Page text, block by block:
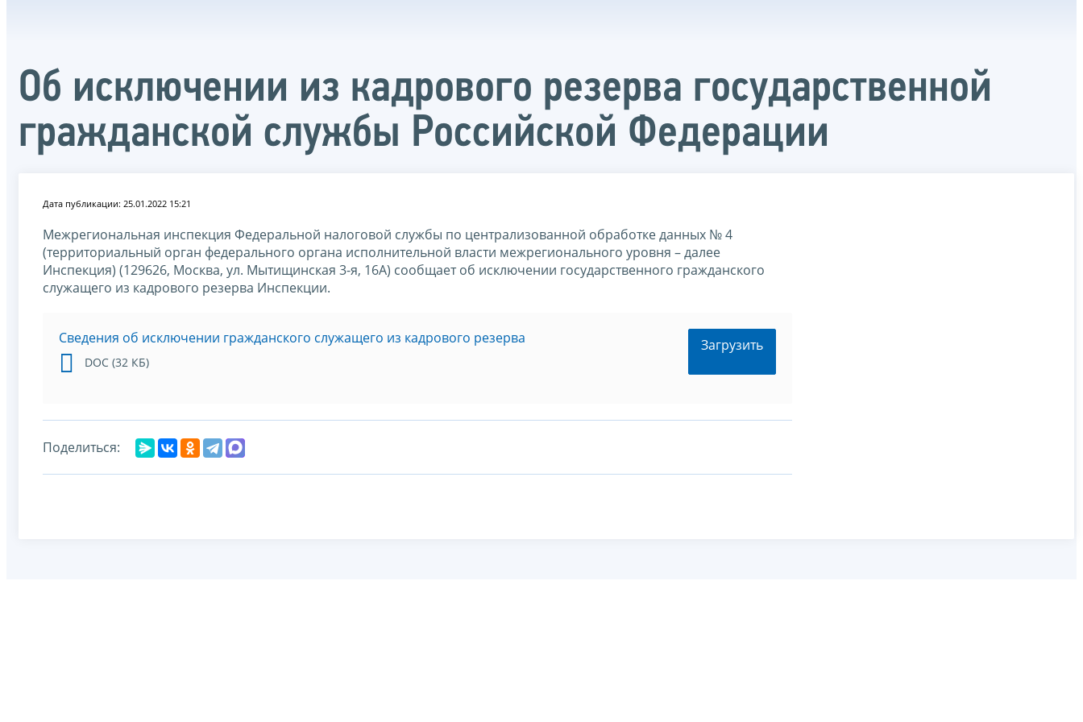
Об исключении из кадрового резерва государственной
гражданской службы Российской Федерации
Дата публикации: 25.01.2022 15:21
Межрегиональная инспекция Федеральной налоговой службы по централизованной обработке данных № 4
(территориальный орган федерального органа исполнительной власти межрегионального уровня – далее
Инспекция) (129626, Москва, ул. Мытищинская 3-я, 16А) сообщает об исключении государственного гражданского
служащего из кадрового резерва Инспекции.
Сведения об исключении гражданского служащего из кадрового резерва
DOC (32 КБ)
Загрузить
Поделиться: